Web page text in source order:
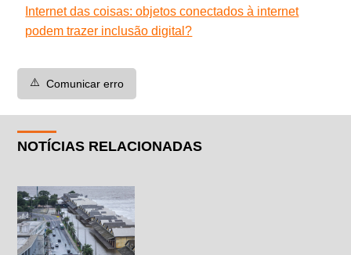
Internet das coisas: objetos conectados à internet
podem trazer inclusão digital?
⚠️ Comunicar erro
NOTÍCIAS RELACIONADAS